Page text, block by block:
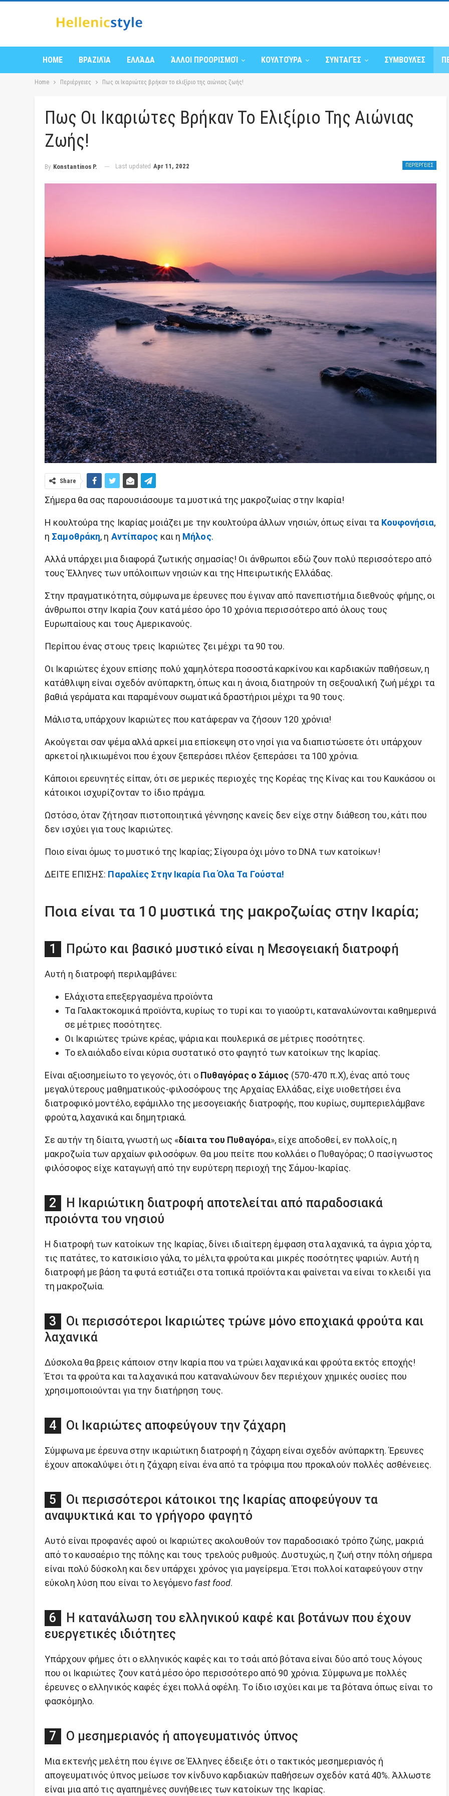
HOME ΒΡΑΖΙΛΊΑ ΕΛΛΆΔΑ ΆΛΛΟΙ ΠΡΟΟΡΙΣΜΟΊ ΚΟΥΛΤΟΎΡΑ ΣΥΝΤΑΓΈΣ ΣΥΜΒΟΥΛΈΣ
Home Περιέργειες Πως οι Ικαριώτες βρήκαν το ελιξίριο της αιώνιας ζωής!
Πως Οι Ικαριώτες Βρήκαν Το Ελιξίριο Της Αιώνιας
Ζωής!
ΠΕΡΙΈΡΓΕΙΕΣ
By Konstantinos P. Last updated Apr 11, 2022
Share
Σήμερα θα σας παρουσιάσουμε τα μυστικά της μακροζωίας στην Ικαρία!
Η κουλτούρα της Ικαρίας μοιάζει με την κουλτούρα άλλων νησιών, όπως είναι τα Κουφονήσια,
η Σαμοθράκη, η Αντίπαρος και η Μήλος.
Αλλά υπάρχει μια διαφορά ζωτικής σημασίας! Οι άνθρωποι εδώ ζουν πολύ περισσότερο από
τους Έλληνες των υπόλοιπων νησιών και της Ηπειρωτικής Ελλάδας.
Στην πραγματικότητα, σύμφωνα με έρευνες που έγιναν από πανεπιστήμια διεθνούς φήμης, οι
άνθρωποι στην Ικαρία ζουν κατά μέσο όρο 10 χρόνια περισσότερο από όλους τους
Ευρωπαίους και τους Αμερικανούς.
Περίπου ένας στους τρεις Ικαριώτες ζει μέχρι τα 90 του.
Οι Ικαριώτες έχουν επίσης πολύ χαμηλότερα ποσοστά καρκίνου και καρδιακών παθήσεων, η
κατάθλιψη είναι σχεδόν ανύπαρκτη, όπως και η άνοια, διατηρούν τη σεξουαλική ζωή μέχρι τα
βαθιά γεράματα και παραμένουν σωματικά δραστήριοι μέχρι τα 90 τους.
Μάλιστα, υπάρχουν Ικαριώτες που κατάφεραν να ζήσουν 120 χρόνια!
Ακούγεται σαν ψέμα αλλά αρκεί μια επίσκεψη στο νησί για να διαπιστώσετε ότι υπάρχουν
αρκετοί ηλικιωμένοι που έχουν ξεπεράσει πλέον ξεπεράσει τα 100 χρόνια.
Κάποιοι ερευνητές είπαν, ότι σε μερικές περιοχές της Κορέας της Κίνας και του Καυκάσου οι
κάτοικοι ισχυρίζονταν το ίδιο πράγμα.
Ωστόσο, όταν ζήτησαν πιστοποιητικά γέννησης κανείς δεν είχε στην διάθεση του, κάτι που
δεν ισχύει για τους Ικαριώτες.
Ποιο είναι όμως το μυστικό της Ικαρίας; Σίγουρα όχι μόνο το DNA των κατοίκων!
ΔΕΙΤΕ ΕΠΙΣΗΣ: Παραλίες Στην Ικαρία Για Όλα Τα Γούστα!
Ποια είναι τα 10 μυστικά της μακροζωίας στην Ικαρία;
Πρώτο και βασικό μυστικό είναι η Μεσογειακή διατροφή
Αυτή η διατροφή περιλαμβάνει:
Ελάχιστα επεξεργασμένα προϊόντα
Τα Γαλακτοκομικά προϊόντα, κυρίως το τυρί και το γιαούρτι, καταναλώνονται καθημερινά
σε μέτριες ποσότητες.
Οι Ικαριώτες τρώνε κρέας, ψάρια και πουλερικά σε μέτριες ποσότητες.
Το ελαιόλαδο είναι κύρια συστατικό στο φαγητό των κατοίκων της Ικαρίας.
Είναι αξιοσημείωτο το γεγονός, ότι ο Πυθαγόρας ο Σάμιος (570-470 π.Χ), ένας από τους
μεγαλύτερους μαθηματικούς-φιλοσόφους της Αρχαίας Ελλάδας, είχε υιοθετήσει ένα
διατροφικό μοντέλο, εφάμιλλο της μεσογειακής διατροφής, που κυρίως, συμπεριελάμβανε
φρούτα, λαχανικά και δημητριακά.
Σε αυτήν τη δίαιτα, γνωστή ως «δίαιτα του Πυθαγόρα», είχε αποδοθεί, εν πολλοίς, η
μακροζωία των αρχαίων φιλοσόφων. Θα μου πείτε που κολλάει ο Πυθαγόρας; Ο πασίγνωστος
φιλόσοφος είχε καταγωγή από την ευρύτερη περιοχή της Σάμου-Ικαρίας.
Η Ικαριώτικη διατροφή αποτελείται από παραδοσιακά
προιόντα του νησιού
Η διατροφή των κατοίκων της Ικαρίας, δίνει ιδιαίτερη έμφαση στα λαχανικά, τα άγρια ​​χόρτα,
τις πατάτες, το κατσικίσιο γάλα, το μέλι,τα φρούτα και μικρές ποσότητες ψαριών. Αυτή η
διατροφή με βάση τα φυτά εστιάζει στα τοπικά προϊόντα και φαίνεται να είναι το κλειδί για
τη μακροζωία.
Οι περισσότεροι Ικαριώτες τρώνε μόνο εποχιακά φρούτα και
λαχανικά
Δύσκολα θα βρεις κάποιον στην Ικαρία που να τρώει λαχανικά και φρούτα εκτός εποχής!
Έτσι τα φρούτα και τα λαχανικά που καταναλώνουν δεν περιέχουν χημικές ουσίες που
χρησιμοποιούνται για την διατήρηση τους.
Οι Ικαριώτες αποφεύγουν την ζάχαρη
Σύμφωνα με έρευνα στην ικαριώτικη διατροφή η ζάχαρη είναι σχεδόν ανύπαρκτη. Έρευνες
έχουν αποκαλύψει ότι η ζάχαρη είναι ένα από τα τρόφιμα που προκαλούν πολλές ασθένειες.
Οι περισσότεροι κάτοικοι της Ικαρίας αποφεύγουν τα
αναψυκτικά και το γρήγορο φαγητό
Αυτό είναι προφανές αφού οι Ικαριώτες ακολουθούν τον παραδοσιακό τρόπο ζώης, μακριά
από το καυσαέριο της πόλης και τους τρελούς ρυθμούς. Δυστυχώς, η ζωή στην πόλη σήμερα
είναι πολύ δύσκολη και δεν υπάρχει χρόνος για μαγείρεμα. Έτσι πολλοί καταφεύγουν στην
εύκολη λύση που είναι το λεγόμενο fast food.
Η κατανάλωση του ελληνικού καφέ και βοτάνων που έχουν
ευεργετικές ιδιότητες
Υπάρχουν φήμες ότι ο ελληνικός καφές και το τσάι από βότανα είναι δύο από τους λόγους
που οι Ικαριώτες ζουν κατά μέσο όρο περισσότερο από 90 χρόνια. Σύμφωνα με πολλές
έρευνες ο ελληνικός καφές έχει πολλά οφέλη. Το ίδιο ισχύει και με τα βότανα όπως είναι το
φασκόμηλο.
Ο μεσημεριανός ή απογευματινός ύπνος
Μια εκτενής μελέτη που έγινε σε Έλληνες έδειξε ότι ο τακτικός μεσημεριανός ή
απογευματινός ύπνος μείωσε τον κίνδυνο καρδιακών παθήσεων σχεδόν κατά 40%. Άλλωστε
είναι μια από τις αγαπημένες συνήθειες των κατοίκων της Ικαρίας.